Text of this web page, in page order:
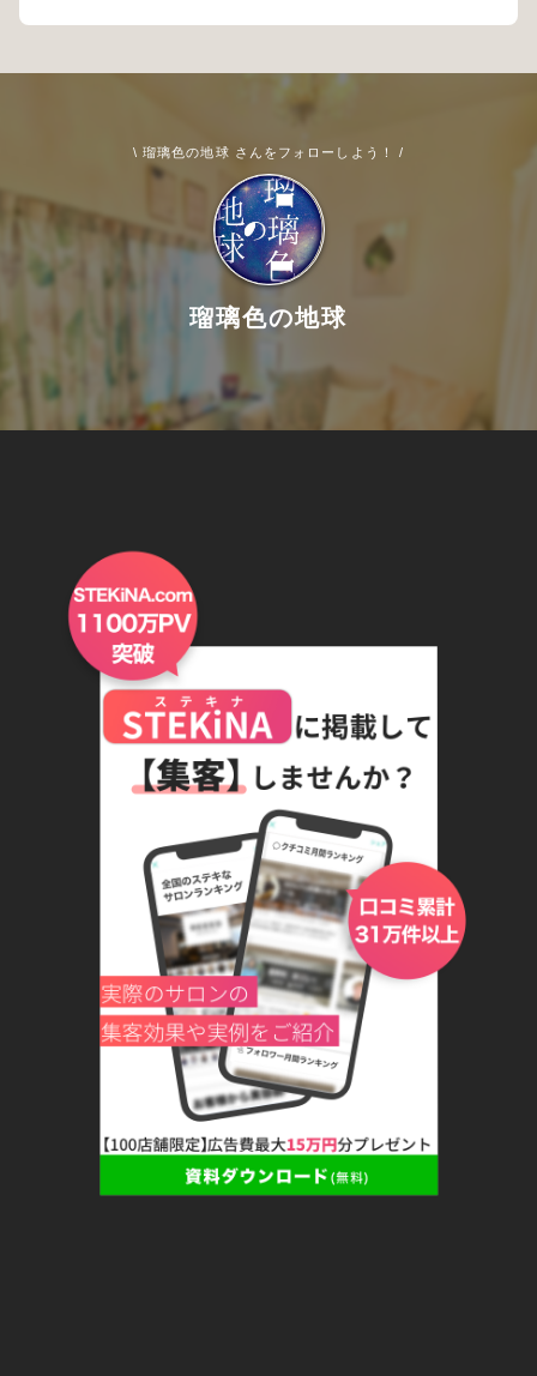
\ 瑠璃色の地球 さんをフォローしよう！ /
瑠璃色の地球